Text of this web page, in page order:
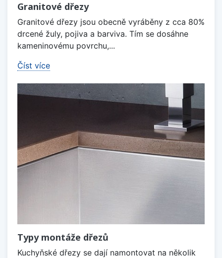
Granitové dřezy
Granitové dřezy jsou obecně vyráběny z cca 80%
drcené žuly, pojiva a barviva. Tím se dosáhne
kameninovému povrchu,...
Číst více
Typy montáže dřezů
Kuchyňské dřezy se dají namontovat na několik